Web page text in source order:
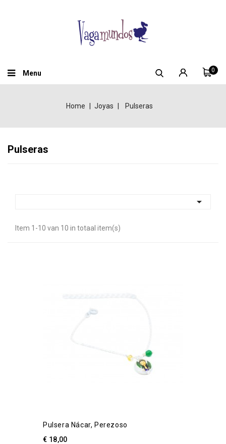
0
Menu
Home Joyas Pulseras
Pulseras

Item 1-10 van 10 in totaal item(s)
Pulsera Nácar, Perezoso
€ 18,00